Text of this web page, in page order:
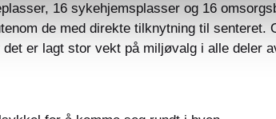
16 sykehjemsplasser og 16
de med direkte tilknytning til senteret.
er lagt stor vekt på miljøvalg i alle deler